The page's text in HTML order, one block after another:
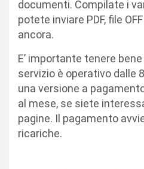
documenti. Compilate i
potete inviare PDF, file
ancora.
E’ importante tenere
servizio è operativo dalle
una versione a
al mese, se siete
pagine. Il pagamento
ricariche.